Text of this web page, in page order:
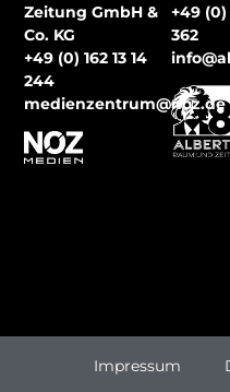
Zeitung GmbH &
Co. KG
+49 (0) 162 13 14
244
medienzentrum@noz.de
+49 (0)
362
Impressum